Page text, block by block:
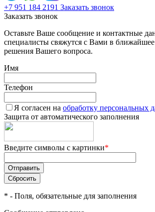
+7 951 184 2191 Заказать звонок
Заказать звонок
Оставьте Ваше сообщение и контактные
специалисты свяжутся с Вами в ближайшее
решения Вашего вопроса.
Имя
Телефон
Я согласен на обработку персональных
Защита от автоматического заполнения
Введите символы с картинки*
* - Поля, обязательные для заполнения